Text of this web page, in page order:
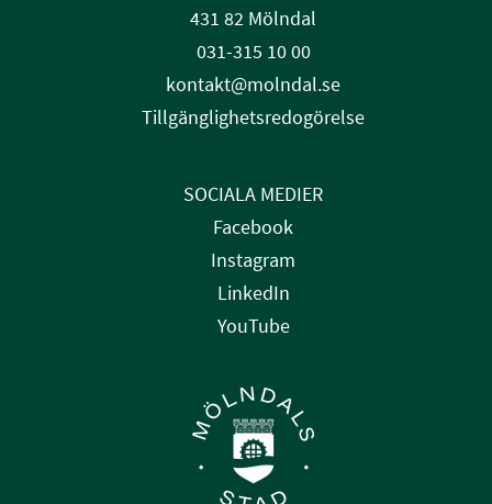
431 82 Mölndal
031-315 10 00
kontakt@molndal.se
Tillgänglighetsredogörelse
SOCIALA MEDIER
Facebook
Instagram
LinkedIn
YouTube